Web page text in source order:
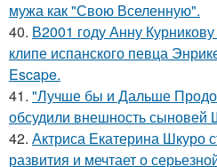
мужа как "Свою Вселенную".
40. В2001 году Анну
клипе испанского певца
Escape.
41. "Лучше бы и Дальше
обсудили внешность сыновей
42. Актриса Екатерина Шкуро
развития и мечтает о